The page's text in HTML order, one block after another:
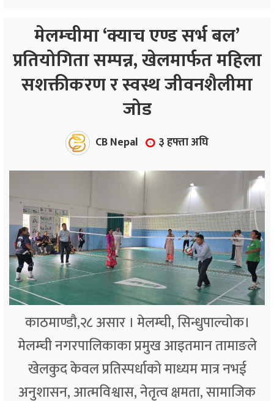
मेलम्चीमा ‘क्याच एण्ड सर्भ बल’
प्रतियोगिता सम्पन्न, खेलमार्फत महिला
सशक्तीकरण र स्वस्थ जीवनशैलीमा
जोड
CB Nepal ३ हफ्ता अघि
काठमाण्डौ,२८ असार । मेलम्ची, सिन्धुपाल्चोक।
मेलम्ची नगरपालिकाका प्रमुख आइतमान तामाङले
खेलकुद केवल प्रतिस्पर्धाको माध्यम मात्र नभई
अनुशासन, आत्मविश्वास, नेतृत्व क्षमता, सामाजिक